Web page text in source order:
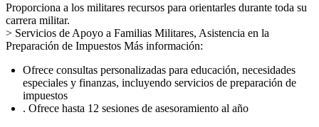
Proporciona a los militares recursos para orientarles durante toda su
carrera militar.
> Servicios de Apoyo a Familias Militares, Asistencia en la
Preparación de Impuestos Más información:
Ofrece consultas personalizadas para educación, necesidades
especiales y finanzas, incluyendo servicios de preparación de
impuestos
. Ofrece hasta 12 sesiones de asesoramiento al año